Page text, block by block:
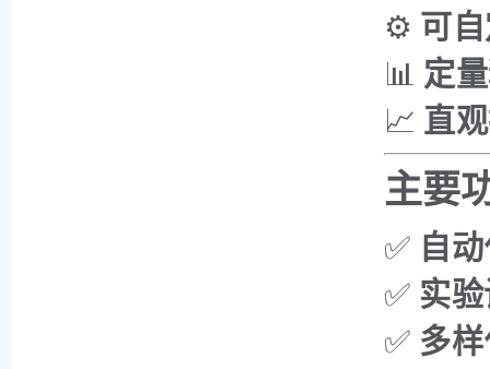
⚙️ 可
📊 定
📈 直
主要
✅ 自
✅ 实
✅ 多